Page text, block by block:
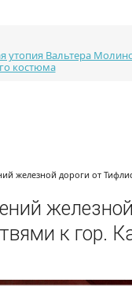
утопия Вальтера
костюма
железной дороги от
к гор.